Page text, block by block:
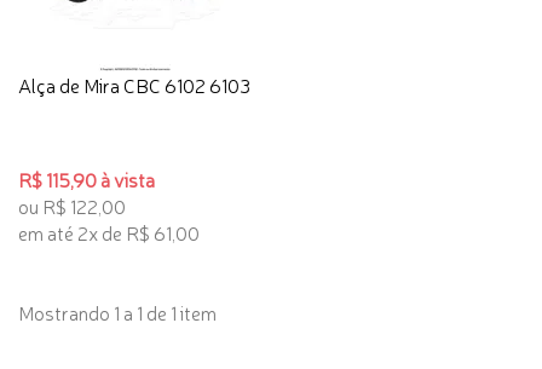
Alça de Mira CBC 6102 6103
R$ 115,90 à vista
ou R$ 122,00
em até 2x de R$ 61,00
Mostrando 1 a 1 de 1 item